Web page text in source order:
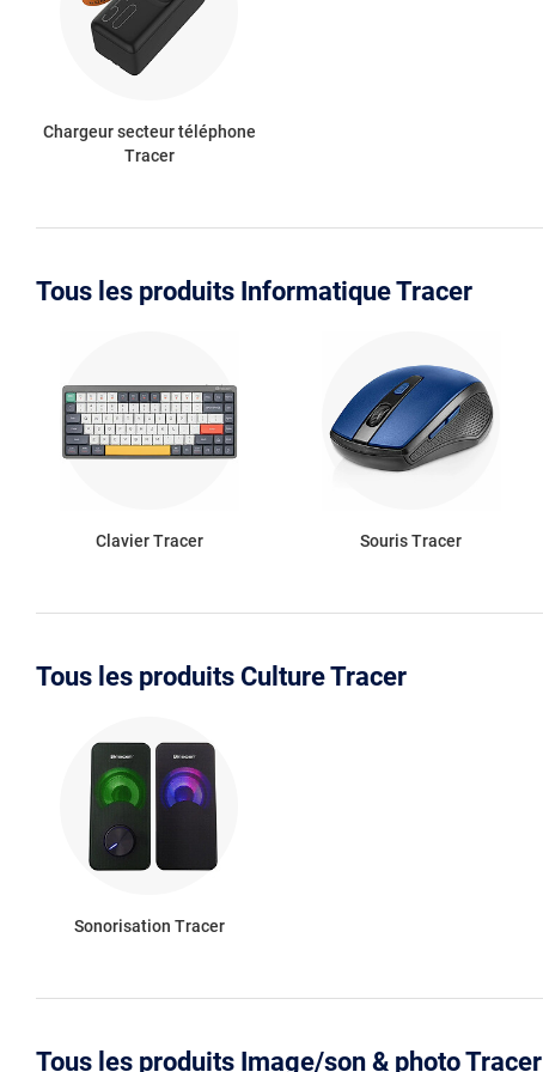
Chargeur secteur téléphone
Tracer
Tous les produits Informatique Tracer
Clavier Tracer Souris Tracer
Tous les produits Culture Tracer
Sonorisation Tracer
Tous les produits Image/son & photo Tracer